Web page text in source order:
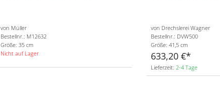
von Müller
Bestellnr.: M12632
Größe: 35 cm
Nicht auf Lager
von Drechslerei Wagner
Bestellnr.: DVW500
Größe: 41,5 cm
633,20 €
Lieferzeit: 2-4 Tage